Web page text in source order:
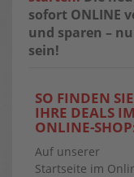
sofort ONLINE
und sparen –
sein!
SO FINDEN SIE
IHRE DEALS IM
ONLINE-
Auf unserer
Startseite im